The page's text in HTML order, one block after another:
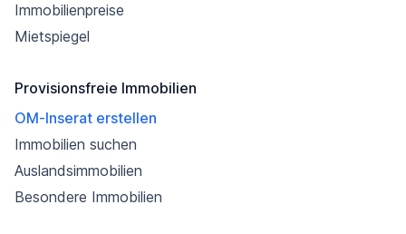
Immobilienpreise
Mietspiegel
Provisionsfreie Immobilien
OM-Inserat erstellen
Immobilien suchen
Auslandsimmobilien
Besondere Immobilien